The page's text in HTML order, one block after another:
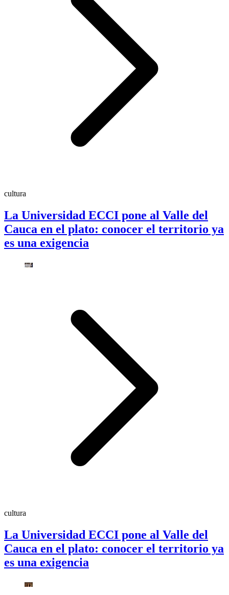
cultura
La Universidad ECCI pone al Valle del
Cauca en el plato: conocer el territorio ya
es una exigencia
cultura
La Universidad ECCI pone al Valle del
Cauca en el plato: conocer el territorio ya
es una exigencia